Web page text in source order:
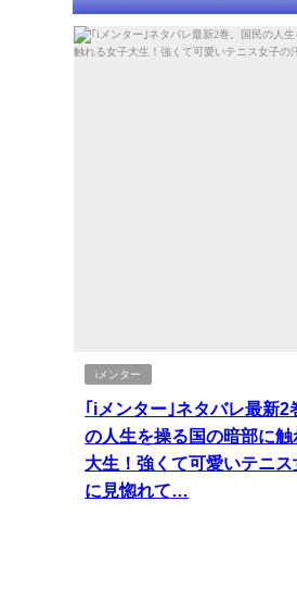
iメンター
｢iメンター｣ネタバレ最新2
の人生を操る国の暗部に触
大生！強くて可愛いテニ
に見惚れて…